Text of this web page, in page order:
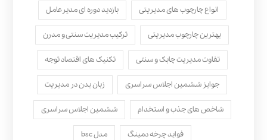
انواع چارچوب های مدیریتی بازدید دوره ای مدیرعامل
بهترین چارچوب مدیریتی ترکیب مدیریت سنتی و مدرن
تفاوت مدیریت چابک و سنتی تکنیک های اقتصاد توجه
جوایز ششمین اجلاس سراسری زبان بدن در مدیریت
شاخص های جذب و استخدام ششمین اجلاس سراسری
فواید چرخه دمینگ مدل bsc